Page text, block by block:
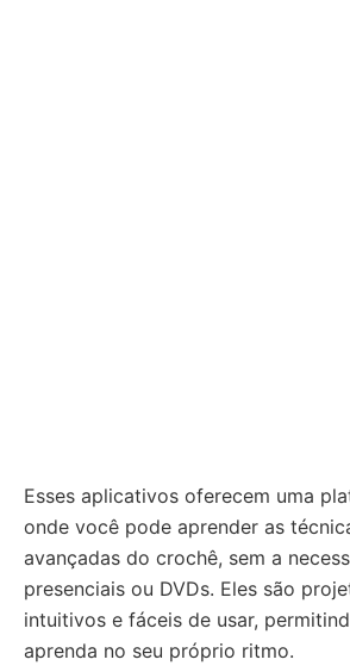
Esses aplicativos oferecem uma
onde você pode aprender as
avançadas do crochê, sem a
presenciais ou DVDs. Eles são
intuitivos e fáceis de usar,
aprenda no seu próprio ritmo.